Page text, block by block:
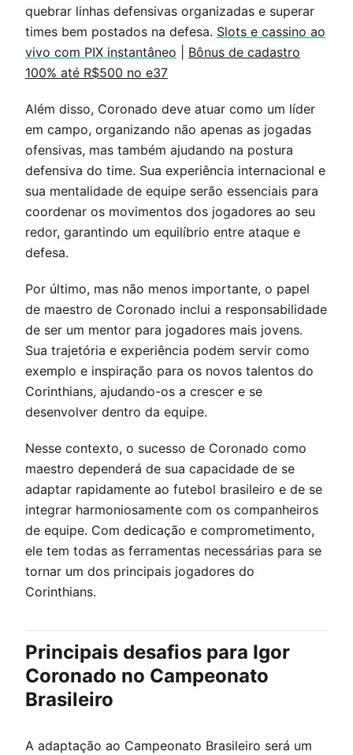
quebrar linhas defensivas organizadas e superar
times bem postados na defesa. Slots e cassino ao
vivo com PIX instantâneo
Bônus de cadastro
100% até R$500 no e37
Além disso, Coronado deve atuar como um líder
em campo, organizando não apenas as jogadas
ofensivas, mas também ajudando na postura
defensiva do time. Sua experiência internacional e
sua mentalidade de equipe serão essenciais para
coordenar os movimentos dos jogadores ao seu
redor, garantindo um equilíbrio entre ataque e
defesa.
Por último, mas não menos importante, o papel
de maestro de Coronado inclui a responsabilidade
de ser um mentor para jogadores mais jovens.
Sua trajetória e experiência podem servir como
exemplo e inspiração para os novos talentos do
Corinthians, ajudando-os a crescer e se
desenvolver dentro da equipe.
Nesse contexto, o sucesso de Coronado como
maestro dependerá de sua capacidade de se
adaptar rapidamente ao futebol brasileiro e de se
integrar harmoniosamente com os companheiros
de equipe. Com dedicação e comprometimento,
ele tem todas as ferramentas necessárias para se
tornar um dos principais jogadores do
Corinthians.
Principais desafios para Igor
Coronado no Campeonato
Brasileiro
A adaptação ao Campeonato Brasileiro será um